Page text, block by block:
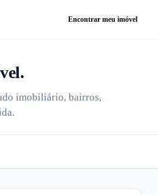
Encontrar meu imóvel
.
imobiliário, bairros,